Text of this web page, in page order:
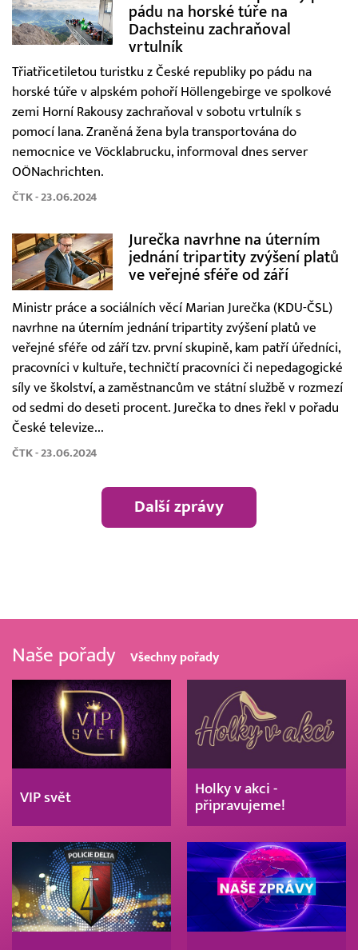
pádu na horské túře na
Dachsteinu zachraňoval
vrtulník
Třiatřicetiletou turistku z České republiky po pádu na
horské túře v alpském pohoří Höllengebirge ve spolkové
zemi Horní Rakousy zachraňoval v sobotu vrtulník s
pomocí lana. Zraněná žena byla transportována do
nemocnice ve Vöcklabrucku, informoval dnes server
OÖNachrichten.
ČTK - 23.06.2024
Jurečka navrhne na úterním
jednání tripartity zvýšení platů
ve veřejné sféře od září
Ministr práce a sociálních věcí Marian Jurečka (KDU-ČSL)
navrhne na úterním jednání tripartity zvýšení platů ve
veřejné sféře od září tzv. první skupině, kam patří úředníci,
pracovníci v kultuře, techničtí pracovníci či nepedagogické
síly ve školství, a zaměstnancům ve státní službě v rozmezí
od sedmi do deseti procent. Jurečka to dnes řekl v pořadu
České televize...
ČTK - 23.06.2024
Další zprávy
Naše pořady Všechny pořady
VIP svět
Holky v akci -
připravujeme!